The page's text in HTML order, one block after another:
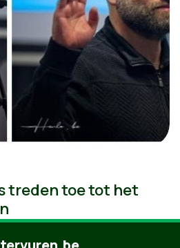
treden toe tot het